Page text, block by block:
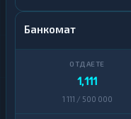
Банкомат
1,111
1 111 / 500 000